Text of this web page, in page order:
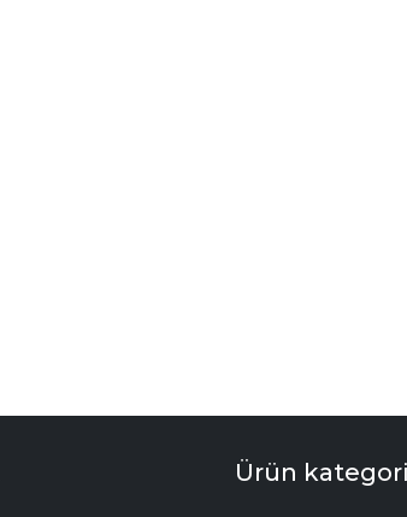
Ürün